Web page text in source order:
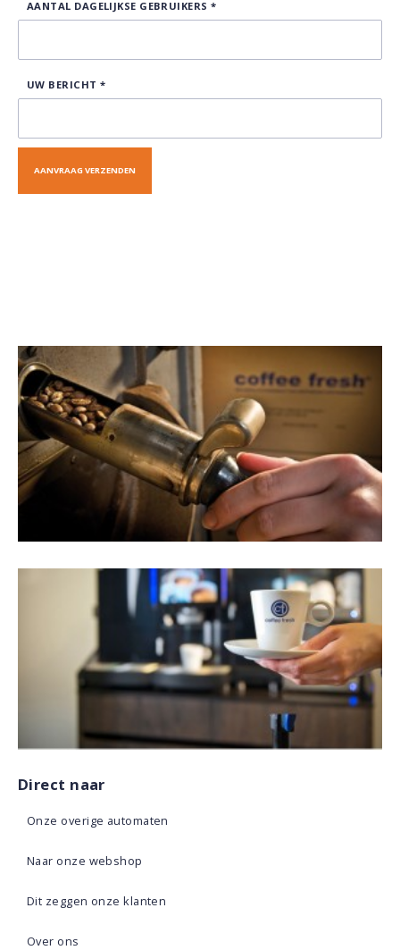
AANTAL DAGELIJKSE GEBRUIKERS*
UW BERICHT *
Direct naar
Onze overige automaten
Naar onze webshop
Dit zeggen onze klanten
Over ons